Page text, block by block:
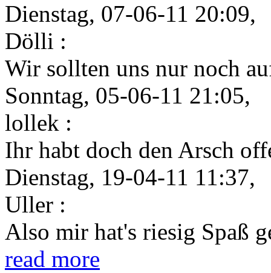
Dienstag, 07-06-11 20:09,
Dölli :
Wir sollten uns nur noch
Sonntag, 05-06-11 21:05,
lollek :
Ihr habt doch den Arsch
Dienstag, 19-04-11 11:37,
Uller :
Also mir hat's riesig Spaß
read more